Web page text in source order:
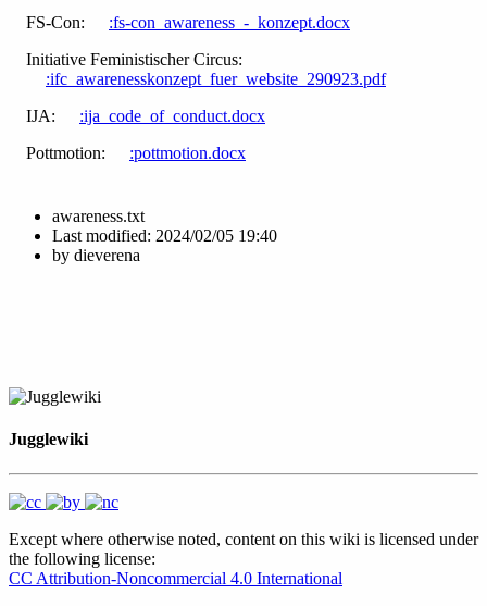
FS-Con:
:fs-con_awareness_-_konzept.docx
Initiative Feministischer Circus:
:ifc_awarenesskonzept_fuer_website_290923.pdf
IJA:
:ija_code_of_conduct.docx
Pottmotion:
:pottmotion.docx
awareness.txt
Last modified: 2024/02/05 19:40
by dieverena
Jugglewiki
Except where otherwise noted, content on this wiki is licensed under
the following license:
CC Attribution-Noncommercial 4.0 International